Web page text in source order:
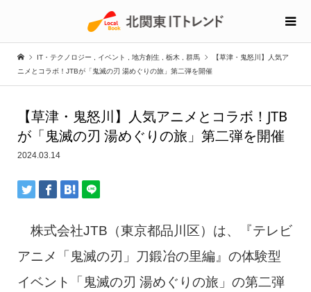
IT・テクノロジー イベント 地方創生 栃木 群馬
【草津・鬼怒川】人気ア
ニメとコラボ！JTBが「鬼滅の刃 湯めぐりの旅」第二弾を開催
【草津・鬼怒川】人気アニメとコラボ！JTB
が「鬼滅の刃 湯めぐりの旅」第二弾を開催
2024.03.14
株式会社JTB（東京都品川区）は、『テレビ
アニメ「鬼滅の刃」刀鍛冶の里編』の体験型
イベント「鬼滅の刃 湯めぐりの旅」の第二弾